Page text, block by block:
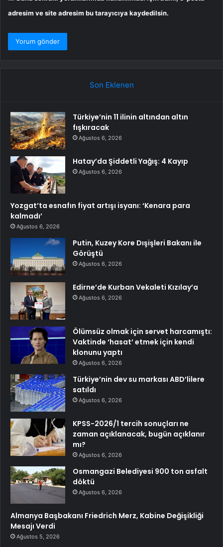
adresim ve site adresim bu tarayıcıya kaydedilsin.
Son Eklenen
Türkiye’nin 11 ilinin altından altın
fışkıracak
Ağustos 6, 2026
Hatay’da Şiddetli Yağış: 4 Kayıp
Ağustos 6, 2026
Yozgat’ta esnafın fiyat artışı isyanı: ‘Kenara para
kalmadı’
Ağustos 6, 2026
Putin, Kuzey Kore Dışişleri Bakanı ile
Görüştü
Ağustos 6, 2026
Edirne’de Kurban Vekaleti Kızılay’a
Ağustos 6, 2026
Ölümsüz olmak için servet harcamıştı:
Vaktinde ‘hasat’ etmek için kendi
klonunu yaptı
Ağustos 6, 2026
Türkiye’nin dev su markası ABD’lilere
satıldı
Ağustos 6, 2026
KPSS-2026/1 tercih sonuçları ne
zaman açıklanacak, bugün açıklanır
mı?
Ağustos 6, 2026
Osmangazi Belediyesi 900 ton asfalt
döktü
Ağustos 6, 2026
Almanya Başbakanı Friedrich Merz, Kabine Değişikliği
Mesajı Verdi
Ağustos 5, 2026